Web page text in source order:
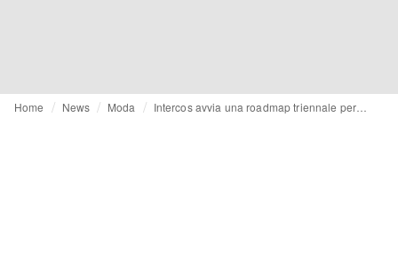
Home News Moda Intercos avvia una roadmap triennale per integrare l'Ia